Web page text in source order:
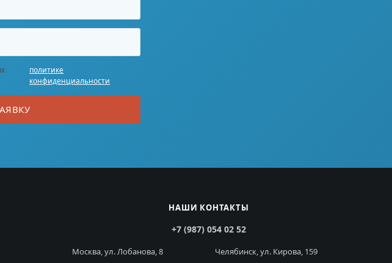
политике
конфиденциальности
НАШИ КОНТАКТЫ
+7 (987) 054 02 52
Москва, ул. Лобанова, 8
Челябинск, ул. Кирова, 159